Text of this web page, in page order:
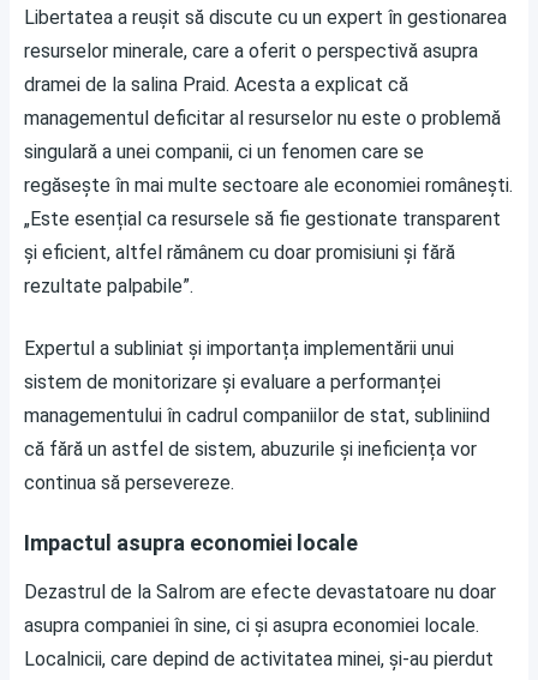
Libertatea a reușit să discute cu un expert în gestionarea
resurselor minerale, care a oferit o perspectivă asupra
dramei de la salina Praid. Acesta a explicat că
managementul deficitar al resurselor nu este o problemă
singulară a unei companii, ci un fenomen care se
regăsește în mai multe sectoare ale economiei românești.
„Este esențial ca resursele să fie gestionate transparent
și eficient, altfel rămânem cu doar promisiuni și fără
rezultate palpabile”.
Expertul a subliniat și importanța implementării unui
sistem de monitorizare și evaluare a performanței
managementului în cadrul companiilor de stat, subliniind
că fără un astfel de sistem, abuzurile și ineficiența vor
continua să persevereze.
Impactul asupra economiei locale
Dezastrul de la Salrom are efecte devastatoare nu doar
asupra companiei în sine, ci și asupra economiei locale.
Localnicii, care depind de activitatea minei, și-au pierdut